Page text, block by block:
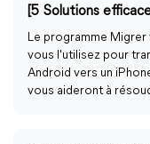
Le programme
vous l'utilisez pour
Android vers un
vous aideront à